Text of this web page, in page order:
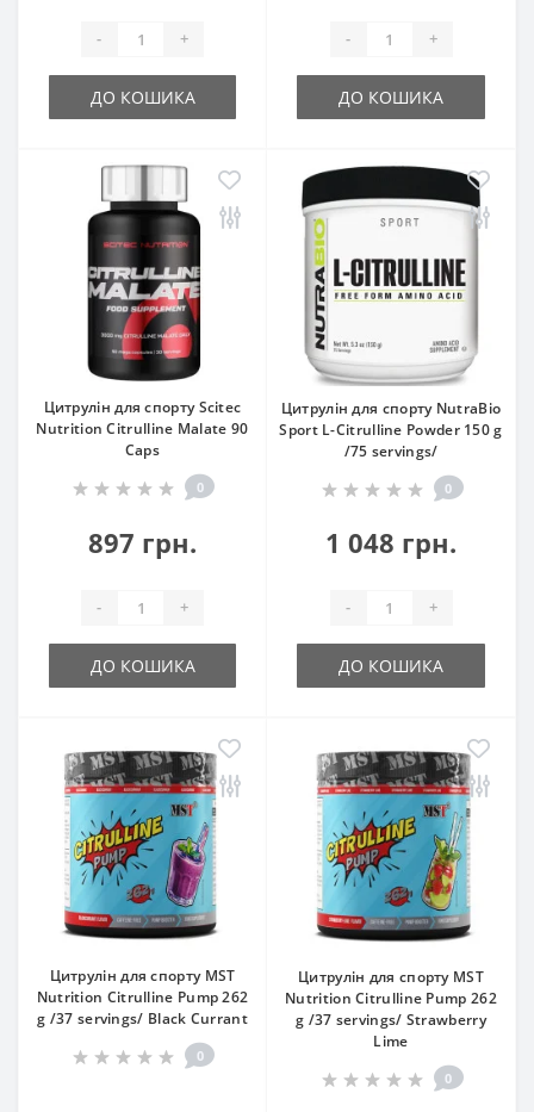
- +
ДО КОШИКА
- +
ДО КОШИКА
Цитрулін для спорту Scitec
Nutrition Citrulline Malate 90
Caps
0
897 грн.
- +
ДО КОШИКА
Цитрулін для спорту NutraBio
Sport L-Citrulline Powder 150 g
/75 servings/
0
1 048 грн.
- +
ДО КОШИКА
Цитрулін для спорту MST
Nutrition Citrulline Pump 262
g /37 servings/ Black Currant
0
Цитрулін для спорту MST
Nutrition Citrulline Pump 262
g /37 servings/ Strawberry
Lime
0